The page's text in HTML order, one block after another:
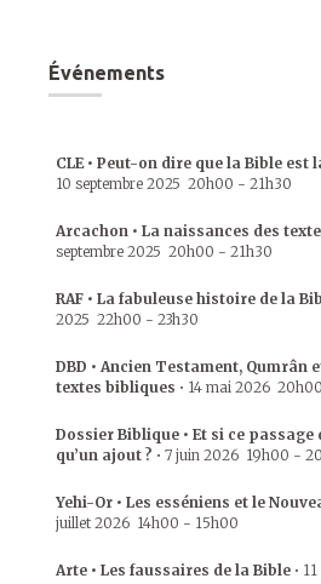
Événements
CLE • Peut-on dire que la Bible est
10 septembre 2025 20h00 - 21h30
Arcachon • La naissances des
septembre 2025 20h00 - 21h30
RAF • La fabuleuse histoire de la
2025 22h00 - 23h30
DBD • Ancien Testament, Qumrân
textes bibliques • 14 mai 2026 20h00
Dossier Biblique • Et si ce passage
qu’un ajout ? • 7 juin 2026 19h00 -
Yehi-Or • Les esséniens et le
juillet 2026 14h00 - 15h00
Arte • Les faussaires de la Bible •